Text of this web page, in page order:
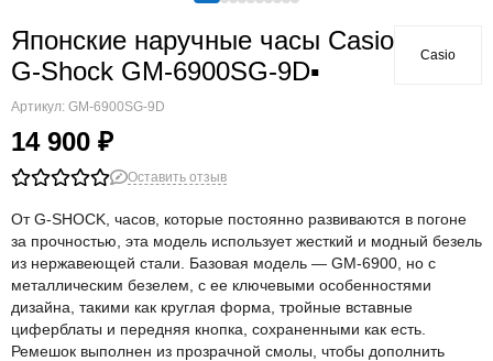
Японские наручные часы Casio
G-Shock GM-6900SG-9D▪
Артикул: GM-6900SG-9D
14 900 ₽
Casio
Оставить отзыв
От G-SHOCK, часов, которые постоянно развиваются в погоне
за прочностью, эта модель использует жесткий и модный безель
из нержавеющей стали. Базовая модель — GM-6900, но с
металлическим безелем, с ее ключевыми особенностями
дизайна, такими как круглая форма, тройные вставные
циферблаты и передняя кнопка, сохраненными как есть.
Ремешок выполнен из прозрачной смолы, чтобы дополнить